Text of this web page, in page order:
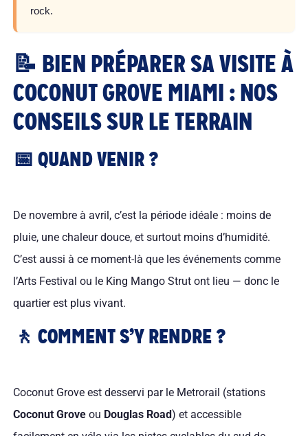
rock.
📝 BIEN PRÉPARER SA VISITE À
COCONUT GROVE MIAMI : NOS
CONSEILS SUR LE TERRAIN
📅 QUAND VENIR ?
De novembre à avril, c’est la période idéale : moins de
pluie, une chaleur douce, et surtout moins d’humidité.
C’est aussi à ce moment-là que les événements comme
l’Arts Festival ou le King Mango Strut ont lieu — donc le
quartier est plus vivant.
🚶 COMMENT S’Y RENDRE ?
Coconut Grove est desservi par le Metrorail (stations
Coconut Groveou Douglas Road) et accessible